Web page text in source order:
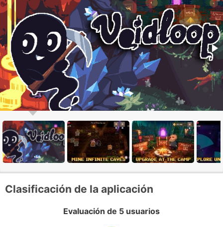
Clasificación de la aplicación
Evaluación de 5 usuarios